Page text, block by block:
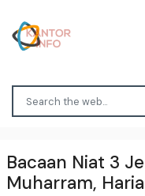
Bacaan Niat 3
Muharram,